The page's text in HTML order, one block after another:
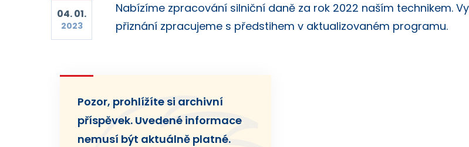
04. 01.
2023
Nabízíme zpracování silniční daně za rok 2022 naším technikem.
přiznání zpracujeme s předstihem v aktualizovaném programu.
Pozor, prohlížíte si archivní
příspěvek. Uvedené informace
nemusí být aktuálně platné.